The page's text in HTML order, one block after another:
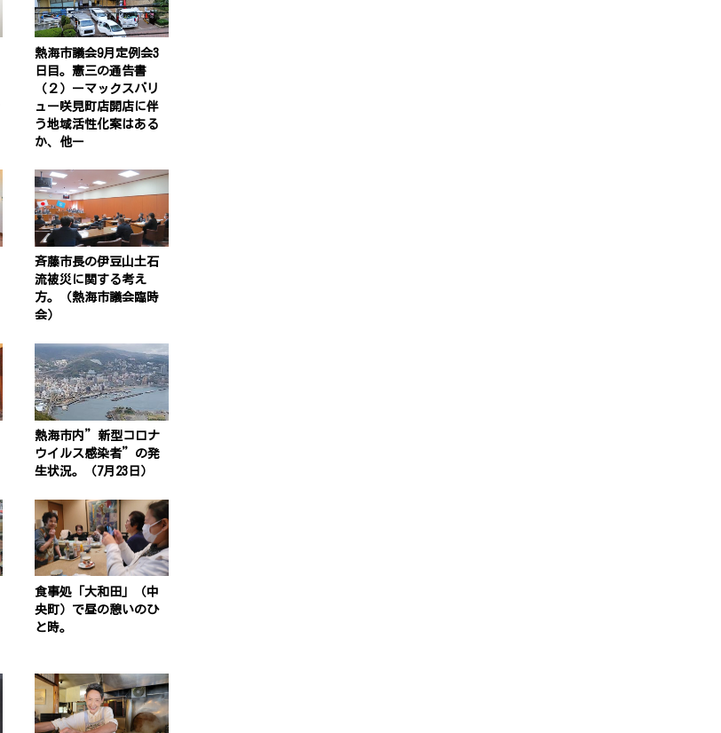
熱海市議会9月定例会3
日目。憲三の通告書
（２）ーマックスバリ
ュー咲見町店開店に伴
う地域活性化案はある
か、他ー
斉藤市長の伊豆山土石
流被災に関する考え
方。（熱海市議会臨時
会）
熱海市内”新型コロナ
ウイルス感染者”の発
生状況。（7月23日）
食事処「大和田」（中
央町）で昼の憩いのひ
と時。